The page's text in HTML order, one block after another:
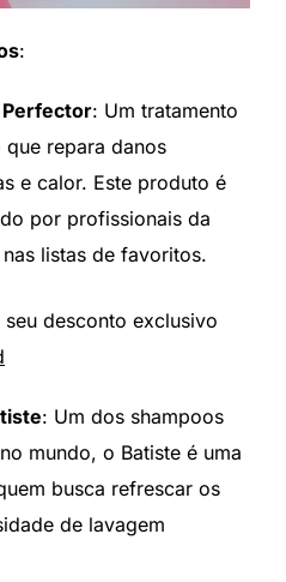
:
Perfector: Um tratamento
repara danos
e calor. Este produto é
por profissionais da
listas de favoritos.
desconto exclusivo
: Um dos shampoos
mundo, o Batiste é uma
busca refrescar os
de lavagem